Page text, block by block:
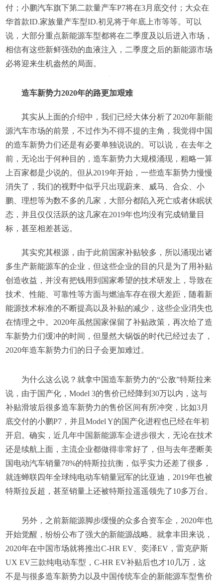
付；小鹏汽车旗下第二款量产车P7将在3月底交付；大众在
华首款ID.家族量产车型ID.初见将于年底上市等等。可以
说，大部分重点新能源车型都将在二季度及以后进入市场，
相信有这些新鲜强劲的血液注入，二季度之后的新能源市场
必将迎来生机盎然的局面。
造车新势力2020年的路更加艰难
其实从上面的介绍中，我们已经大体分析了2020年新能
源汽车市场的前景，不过作为不得不提的主角，我觉得中国
的造车新势力们还是有必要单独说说的。可以说，在去年之
前，无论出于何种目的，造车新势力大规模涌现，粗略一算
上百家都是少说的。但从2019年开始，一些造车新势力慢慢
消失了，我们的视野中似乎只出现蔚来、威马、合众、小
鹏、理想等为数不多的几家，大部分都陷入死亡或者休眠状
态，并且仅仅活跃的这几家在2019年也均没有完成销量目
标，甚至相差甚远。
其实究其根源，由于此前国家补贴较多，所以涌现出诸
多生产新能源车的企业，但这些企业的目的只是为了用补贴
创造收益，并没有把钱用到国家希望的技术研发上，导致在
技术、性能、可靠性等方面与燃油车存在很大差距，随着新
能源技术标准的不断提高以及补贴的减少，这些企业消失也
在情理之中。2020年虽然国家保留了补贴政策，再次给了造
车新势力们缓冲的时间，但显然大锅饭的时代已经过去了，
2020年造车新势力们的日子会更加难过。
为什么这么说？就拿中国造车新势力的“公敌”特斯拉来
说，由于国产化，Model 3的售价已经降到30万以内，这与
补贴滑坡后很多造车新势力的售价区间有所冲突，比如3月
底交付的小鹏P7，并且Model Y的国产化进程也已经在年初
开启。确实，近几年中国新能源车企进步很大，无论在技术
还是续航上面，主流企业都做得非常好了，但与去年垄断美
国电动汽车销量78%的特斯拉抗衡，似乎实力还差了很多，
就连蝉联四年全球纯电动车销量冠军的比亚迪，2019年也被
特斯拉反超，甚至销量上还被特斯拉遥遥领先了10多万台。
另外，之前新能源脚步缓慢的众多合资车企，2020年也
开始觉醒，纷纷公布了强大的新能源战略。就拿丰田来说，
2020年在中国市场就将推出C-HR EV、奕泽EV，雷克萨斯
UX EV三款纯电动车型，C-HR EV补贴后也才10几万，这
不是与很多造车新势力以及中国传统车企的新能源车型售价